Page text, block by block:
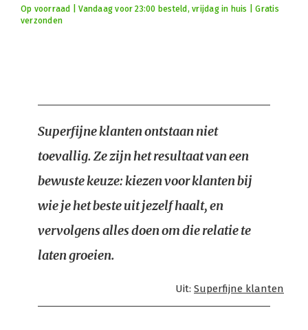
Op voorraad | Vandaag voor 23:00 besteld, vrijdag in huis | Gratis
verzonden
Superfijne klanten ontstaan niet
toevallig. Ze zijn het resultaat van een
bewuste keuze: kiezen voor klanten bij
wie je het beste uit jezelf haalt, en
vervolgens alles doen om die relatie te
laten groeien.
Uit: Superfijne klanten